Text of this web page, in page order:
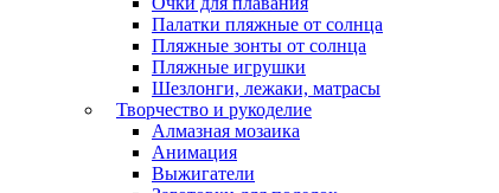
Палатки пляжные от солнца
Пляжные зонты от солнца
Пляжные игрушки
Шезлонги, лежаки, матрасы
Творчество и рукоделие
Алмазная мозаика
Анимация
Выжигатели